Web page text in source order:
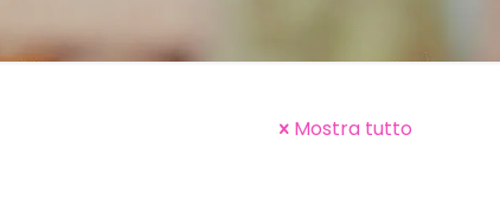
Mostra tutto